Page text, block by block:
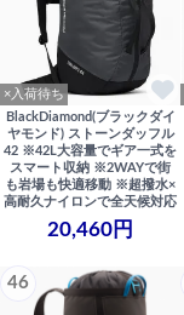
×入荷待ち
BlackDiamond(ブラックダイ
ヤモンド) ストーンダッフル
42 ※42L大容量でギア一式を
スマート収納 ※2WAYで街
も岩場も快適移動 ※超撥水×
高耐久ナイロンで全天候対応
20,460円
46